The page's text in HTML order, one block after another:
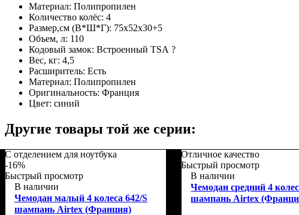
Материал: Полипропилен
Количество колёс: 4
Размер,см (В*Ш*Г): 75x52x30+5
Объем, л: 110
Кодовый замок: Встроенный TSA ?
Вес, кг: 4,5
Расширитель: Есть
Материал: Полипропилен
Оригинальность: Франция
Цвет: синий
Другие товары той же серии:
С отделением для ноутбука
-16%
Быстрый просмотр
В наличии
Чемодан малый 4 колеса 642/S
шампань Airtex (Франция)
Отличное качество
Быстрый просмотр
В наличии
Чемодан средний 4
шампань Airtex